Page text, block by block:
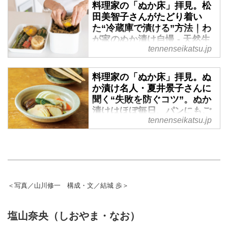
料理家の「ぬか床」拝見。松
田美智子さんがたどり着い
た“冷蔵庫で漬ける”方法｜わ
が家のぬか漬け自慢 - 天然生
手軽に発酵食を取り入れられる、
ぬか漬け。食卓にぬか漬けが並ぶ
とうれしくなります。ぬか漬け名
人の料理家・松田美智子さんに、
自慢のぬか床とコツを教わりまし
た。（『天然生活』2023年6月号
tennenseikatsu.jp
料理家の「ぬか床」拝見。ぬ
か漬け名人・夏井景子さんに
聞く“失敗を防ぐコツ”。ぬか
漬けはほぼ毎日、パンにもご
はんにも｜わが家のぬか漬け
ぬか漬け。食卓にぬか漬けが並ぶ
人の料理家・夏井景子さんに、自
掲載）
tennenseikatsu.jp
＜写真／山川修一 構成・文／結城 歩＞
塩山奈央（しおやま・なお）